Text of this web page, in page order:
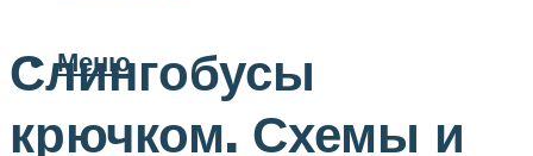
Меню
Слингобусы
крючком. Схемы и